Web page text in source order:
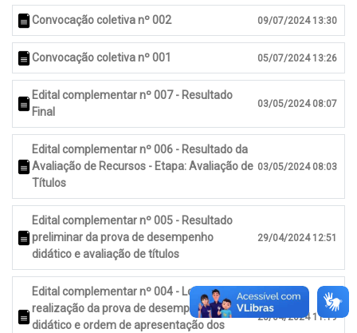
Convocação coletiva nº 002 09/07/2024 13:30
Convocação coletiva nº 001 05/07/2024 13:26
Edital complementar nº 007 - Resultado
Final
03/05/2024 08:07
Edital complementar nº 006 - Resultado da
Avaliação de Recursos - Etapa: Avaliação de
Títulos
03/05/2024 08:03
Edital complementar nº 005 - Resultado
preliminar da prova de desempenho
didático e avaliação de títulos
29/04/2024 12:51
Edital complementar nº 004 - Local de
realização da prova de desempenho
didático e ordem de apresentação dos
23/04/2024 11:19